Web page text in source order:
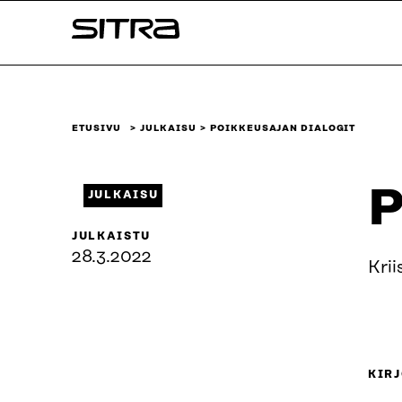
sisältöön
Sitra
ETUSIVU JULKAISU POIKKEUSAJAN DIALOGIT
JULKAISU
JULKAISTU
28.3.2022